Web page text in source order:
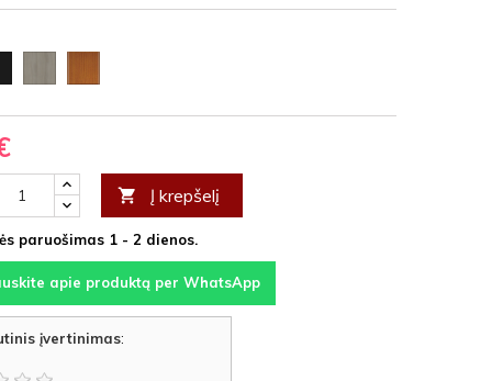
latte
HDF
 Į krepšelį
paruošimas 1 - 2 dienos.
apie produktą per WhatsApp
įvertinimas: